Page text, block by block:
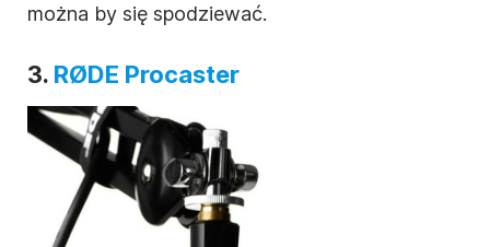
można by się spodziewać.
3. RØDE Procaster